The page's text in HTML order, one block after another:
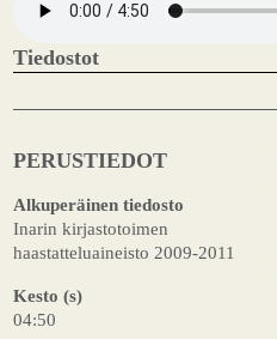
Tiedostot
PERUSTIEDOT
Alkuperäinen tiedosto
Inarin kirjastotoimen
haastatteluaineisto 2009-2011
Kesto (s)
04:50